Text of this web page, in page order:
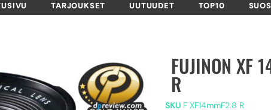
TARJOUKSET UUTUUDET TOP10
FUJINON XF
R
SKU F XF14mmF2.8 R